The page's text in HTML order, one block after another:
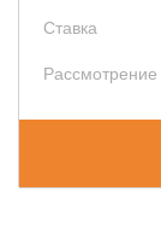
Ставка
Рассмотрение